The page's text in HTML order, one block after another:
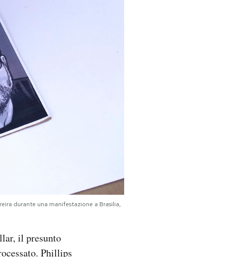
durante una manifestazione a Brasilia,
il presunto
Phillips